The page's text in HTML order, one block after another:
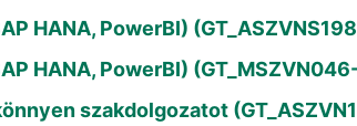
HANA, PowerBI)
HANA, PowerBI)
szakdolgozatot